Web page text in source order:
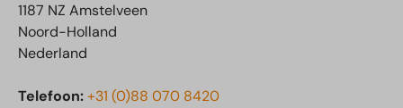
1187 NZ Amstelveen
Noord-Holland
Nederland
Telefoon:+31 (0)88 070 8420